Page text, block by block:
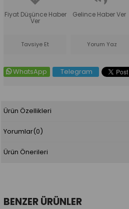
Fiyat Düşünce Haber
Ver
Gelince Haber Ver
Tavsiye Et Yorum Yaz
WhatsApp Telegram
Ürün Özellikleri
Yorumlar(0)
Ürün Önerileri
BENZER ÜRÜNLER